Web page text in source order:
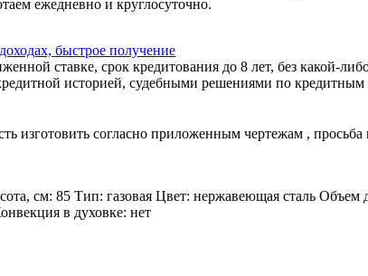
ежедневно и круглосуточно.
быстрое получение
ставке, срок кредитования до 8 лет, без какой-
историей, судебными решениями по кредитным
изготовить согласно приложенным чертежам ,
см: 85 Тип: газовая Цвет: нержавеющая сталь
в духовке: нет